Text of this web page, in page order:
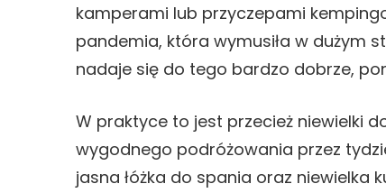
kamperami lub przyczepami
pandemia, która wymusiła w dużym
nadaje się do tego bardzo dobrze,
W praktyce to jest przecież niewielki
wygodnego podróżowania przez
jasna łóżka do spania oraz niewielka